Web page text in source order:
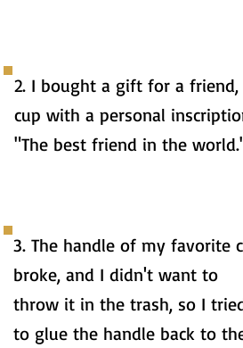
2. I bought a gift for a friend,
cup with a personal
"The best friend in the
3. The handle of my favorite
broke, and I didn't want to
throw it in the trash, so I
to glue the handle back to